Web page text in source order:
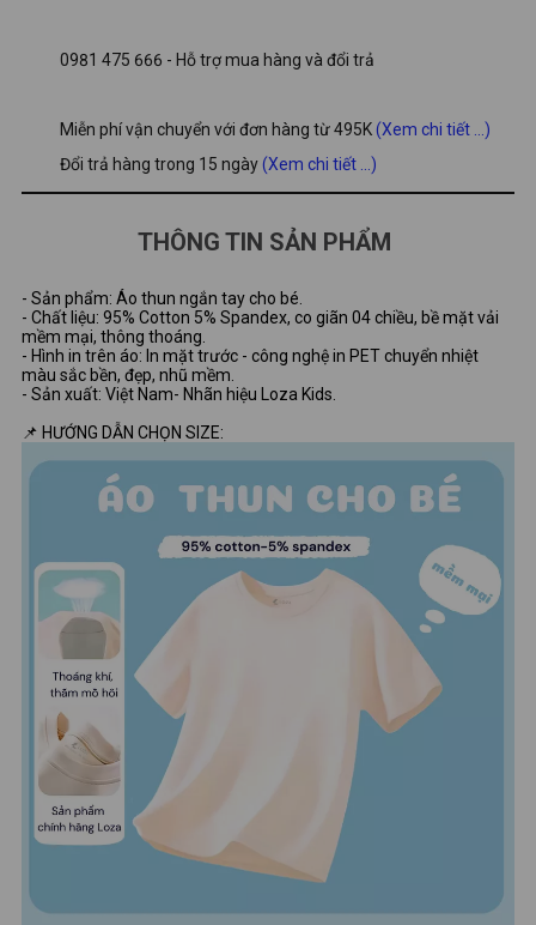
0981 475 666 - Hỗ trợ mua hàng và đổi trả
Miễn phí vận chuyển với đơn hàng từ 495K(Xem chi tiết ...)
Đổi trả hàng trong 15 ngày(Xem chi tiết ...)
THÔNG TIN SẢN PHẨM
- Sản phẩm: Áo thun ngắn tay cho bé.
- Chất liệu: 95% Cotton 5% Spandex, co giãn 04 chiều, bề mặt vải
mềm mại, thông thoáng.
- Hình in trên áo: In mặt trước - công nghệ in PET chuyển nhiệt
màu sắc bền, đẹp, nhũ mềm.
- Sản xuất: Việt Nam- Nhãn hiệu Loza Kids.
📌 HƯỚNG DẪN CHỌN SIZE: